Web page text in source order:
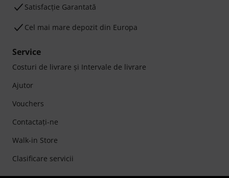
Satisfacție Garantată
Cel mai mare depozit din Europa
Service
Costuri de livrare şi Intervale de livrare
Ajutor
Vouchers
Contactaţi-ne
Walk-in Store
Clasificare servicii